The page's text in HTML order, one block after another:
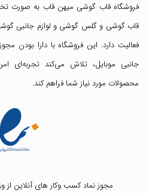
فروشگاه قاب گوشی میهن قاب به صورت
قاب گوشی وگلس گوشی و لوازم جانبی
فعالیت دارد. این فروشگاه با دارا بودن
جانبی موبایل، تلاش می‌کند تجربه‌ای
محصولات مورد نیاز شما فراهم کند.
مجوز نماد کسب وکار های آنلاین